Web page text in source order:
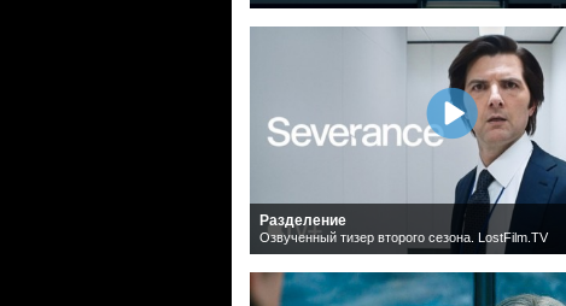
Разделение
Озвученный тизер второго сезона. LostFilm.TV